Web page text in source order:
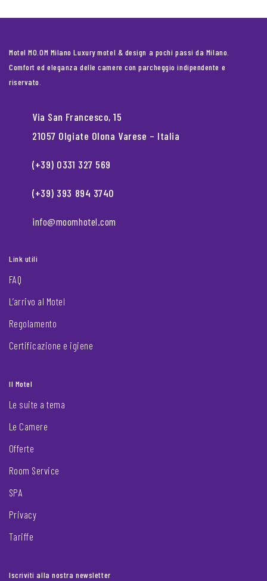
Motel MO.OM Milano Luxury motel & design a pochi passi da Milano.
Comfort ed eleganza delle camere con parcheggio indipendente e
riservato.
Via San Francesco, 15
21057 Olgiate Olona Varese – Italia
(+39) 0331 327 569
(+39) 393 894 3740
info@moomhotel.com
Link utili
FAQ
L’arrivo al Motel
Regolamento
Certificazione e igiene
Il Motel
Le suite a tema
Le Camere
Offerte
Room Service
SPA
Privacy
Tariffe
Iscriviti alla nostra newsletter